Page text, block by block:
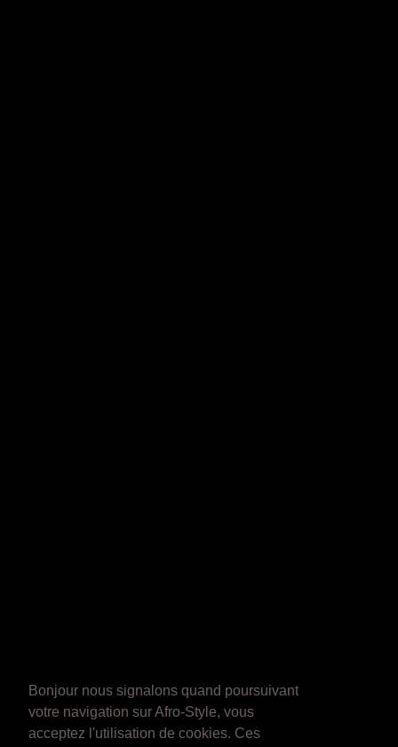
Bonjour nous signalons quand poursuivant
votre navigation sur Afro-Style, vous
acceptez l'utilisation de cookies. Ces